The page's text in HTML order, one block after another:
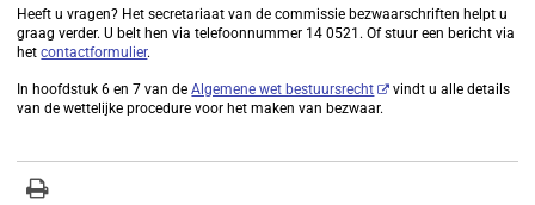
Heeft u vragen? Het secretariaat van de commissie bezwaarschriften helpt u
graag verder. U belt hen via telefoonnummer 14 0521. Of stuur een bericht via
hetcontactformulier.
In hoofdstuk 6 en 7 van deAlgemene wet bestuursrecht
vindt u alle details
van de wettelijke procedure voor het maken van bezwaar.